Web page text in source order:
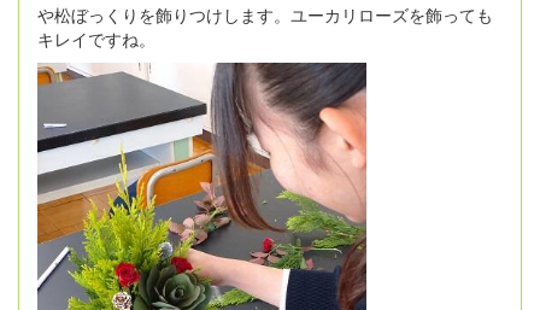
や松ぼっくりを飾りつけします。ユーカリローズを飾っても
キレイですね。